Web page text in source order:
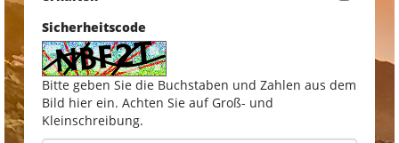
Sicherheitscode
Bitte geben Sie die Buchstaben und Zahlen aus dem
Bild hier ein. Achten Sie auf Groß- und
Kleinschreibung.